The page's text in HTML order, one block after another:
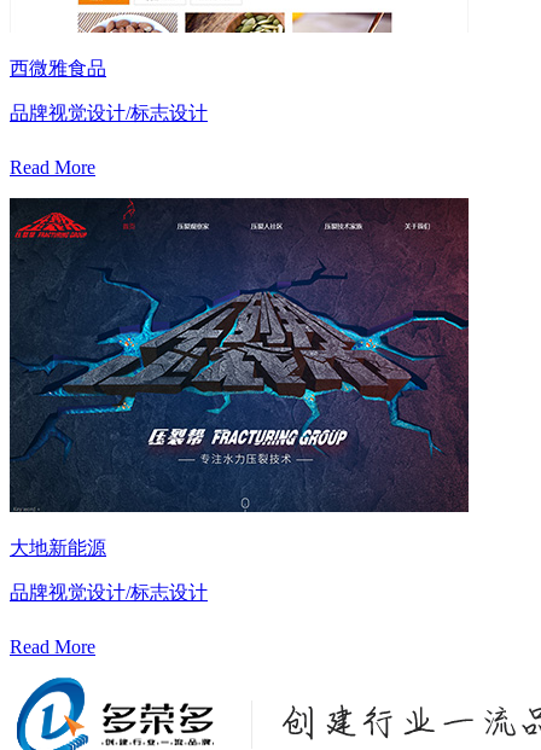
西微雅食品
品牌视觉设计/标志设计
Read More
大地新能源
品牌视觉设计/标志设计
Read More